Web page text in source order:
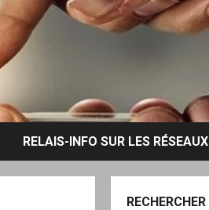
RELAIS-INFO SUR LES RÉSEAUX
RECHERCHER